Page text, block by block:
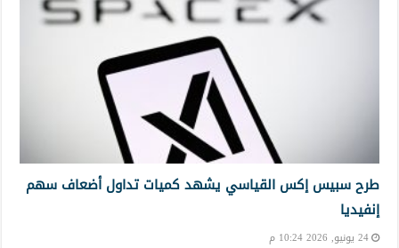
طرح سبيس إكس القياسي يشهد كميات تداول أضعاف سهم
إنفيديا
24 يونيو, 2026 10:24 م